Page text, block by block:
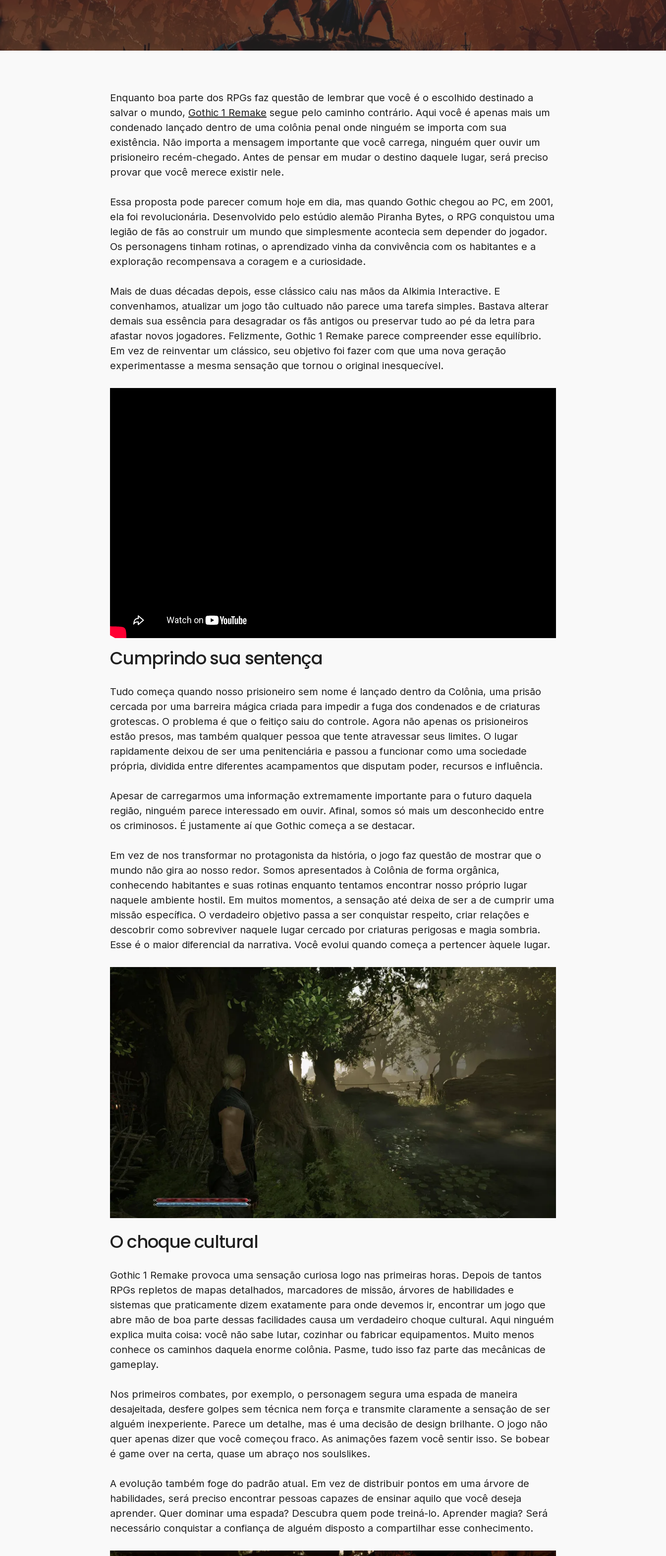
Enquanto boa parte dos RPGs faz questão de lembrar que você é o escolhido destinado a
salvar o mundo, Gothic 1 Remake segue pelo caminho contrário. Aqui você é apenas mais um
condenado lançado dentro de uma colônia penal onde ninguém se importa com sua
existência. Não importa a mensagem importante que você carrega, ninguém quer ouvir um
prisioneiro recém-chegado. Antes de pensar em mudar o destino daquele lugar, será preciso
provar que você merece existir nele.
Essa proposta pode parecer comum hoje em dia, mas quando Gothic chegou ao PC, em 2001,
ela foi revolucionária. Desenvolvido pelo estúdio alemão Piranha Bytes, o RPG conquistou uma
legião de fãs ao construir um mundo que simplesmente acontecia sem depender do jogador.
Os personagens tinham rotinas, o aprendizado vinha da convivência com os habitantes e a
exploração recompensava a coragem e a curiosidade.
Mais de duas décadas depois, esse clássico caiu nas mãos da Alkimia Interactive. E
convenhamos, atualizar um jogo tão cultuado não parece uma tarefa simples. Bastava alterar
demais sua essência para desagradar os fãs antigos ou preservar tudo ao pé da letra para
afastar novos jogadores. Felizmente, Gothic 1 Remake parece compreender esse equilíbrio.
Em vez de reinventar um clássico, seu objetivo foi fazer com que uma nova geração
experimentasse a mesma sensação que tornou o original inesquecível.
Cumprindo sua sentença
Tudo começa quando nosso prisioneiro sem nome é lançado dentro da Colônia, uma prisão
cercada por uma barreira mágica criada para impedir a fuga dos condenados e de criaturas
grotescas. O problema é que o feitiço saiu do controle. Agora não apenas os prisioneiros
estão presos, mas também qualquer pessoa que tente atravessar seus limites. O lugar
rapidamente deixou de ser uma penitenciária e passou a funcionar como uma sociedade
própria, dividida entre diferentes acampamentos que disputam poder, recursos e influência.
Apesar de carregarmos uma informação extremamente importante para o futuro daquela
região, ninguém parece interessado em ouvir. Afinal, somos só mais um desconhecido entre
os criminosos. É justamente aí que Gothic começa a se destacar.
Em vez de nos transformar no protagonista da história, o jogo faz questão de mostrar que o
mundo não gira ao nosso redor. Somos apresentados à Colônia de forma orgânica,
conhecendo habitantes e suas rotinas enquanto tentamos encontrar nosso próprio lugar
naquele ambiente hostil. Em muitos momentos, a sensação até deixa de ser a de cumprir uma
missão específica. O verdadeiro objetivo passa a ser conquistar respeito, criar relações e
descobrir como sobreviver naquele lugar cercado por criaturas perigosas e magia sombria.
Esse é o maior diferencial da narrativa. Você evolui quando começa a pertencer àquele lugar.
O choque cultural
Gothic 1 Remake provoca uma sensação curiosa logo nas primeiras horas. Depois de tantos
RPGs repletos de mapas detalhados, marcadores de missão, árvores de habilidades e
sistemas que praticamente dizem exatamente para onde devemos ir, encontrar um jogo que
abre mão de boa parte dessas facilidades causa um verdadeiro choque cultural. Aqui ninguém
explica muita coisa: você não sabe lutar, cozinhar ou fabricar equipamentos. Muito menos
conhece os caminhos daquela enorme colônia. Pasme, tudo isso faz parte das mecânicas de
gameplay.
Nos primeiros combates, por exemplo, o personagem segura uma espada de maneira
desajeitada, desfere golpes sem técnica nem força e transmite claramente a sensação de ser
alguém inexperiente. Parece um detalhe, mas é uma decisão de design brilhante. O jogo não
quer apenas dizer que você começou fraco. As animações fazem você sentir isso. Se bobear
é game over na certa, quase um abraço nos soulslikes.
A evolução também foge do padrão atual. Em vez de distribuir pontos em uma árvore de
habilidades, será preciso encontrar pessoas capazes de ensinar aquilo que você deseja
aprender. Quer dominar uma espada? Descubra quem pode treiná-lo. Aprender magia? Será
necessário conquistar a confiança de alguém disposto a compartilhar esse conhecimento.